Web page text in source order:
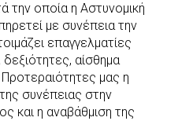
την οποία η Αστυνομική
με συνέπεια την
επαγγελματίες
αίσθημα
μας η
συνέπειας στην
και η αναβάθμιση της